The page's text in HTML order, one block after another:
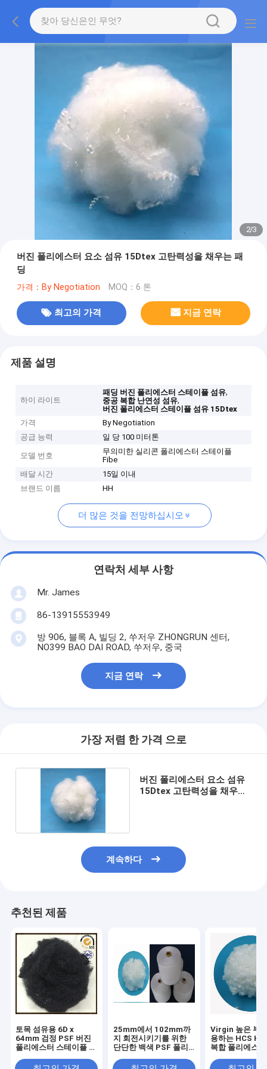
2/3
버진 폴리에스터 요소 섬유 15Dtex 고탄력성을 채우는 패
딩
가격：By Negotiation MOQ：6 톤
최고의 가격 지금 연락
제품 설명
하이 라이트
패딩 버진 폴리에스터 스테이플 섬유,
중공 복합 난연성 섬유,
버진 폴리에스터 스테이플 섬유 15Dtex
가격
By Negotiation
공급 능력
일 당 100 미터톤
모델 번호
무의미한 실리콘 폴리에스터 스테이플
Fibe
배달 시간
15일 이내
브랜드 이름
HH
더 많은 것을 전망하십시오
연락처 세부 사항
Mr. James
86-13915553949
방 906, 블록 A, 빌딩 2, 쑤저우 ZHONGRUN 센터,
NO399 BAO DAI ROAD, 쑤저우, 중국
지금 연락
가장 저렴 한 가격 으로
버진 폴리에스터 요소 섬유
15Dtex 고탄력성을 채우는
계속하다
추천된 제품
토목 섬유용 6D x
64mm 검정 PSF 버진
폴리에스터 스테이플 섬
25mm에서 102mm까
지 회전시키기를 위한
단단한 백색 PSF 폴리
Virgin 높은 부
용하는 HCS HC
복합 폴리에스